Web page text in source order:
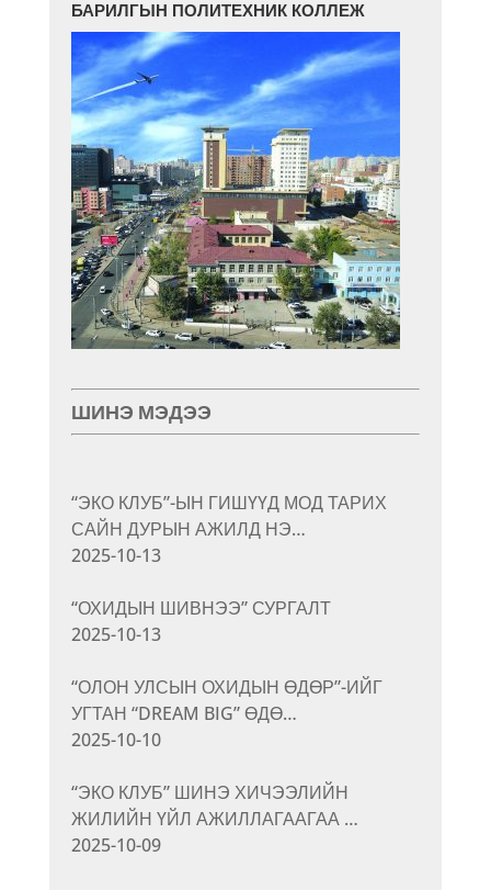
БАРИЛГЫН ПОЛИТЕХНИК КОЛЛЕЖ
ШИНЭ МЭДЭЭ
“ЭКО КЛУБ”-ЫН ГИШҮҮД МОД ТАРИХ
САЙН ДУРЫН АЖИЛД НЭ…
2025-10-13
“ОХИДЫН ШИВНЭЭ” СУРГАЛТ
2025-10-13
“ОЛОН УЛСЫН ОХИДЫН ӨДӨР”-ИЙГ
УГТАН “DREAM BIG” ӨДӨ…
2025-10-10
“ЭКО КЛУБ” ШИНЭ ХИЧЭЭЛИЙН
ЖИЛИЙН ҮЙЛ АЖИЛЛАГААГАА …
2025-10-09